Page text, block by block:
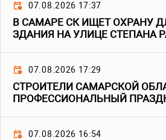
07.08.2026 17:37
В САМАРЕ СК ИЩЕТ ОХРАНУ
ЗДАНИЯ НА УЛИЦЕ СТЕПАНА
07.08.2026 17:29
СТРОИТЕЛИ САМАРСКОЙ
ПРОФЕССИОНАЛЬНЫЙ
07.08.2026 16:54